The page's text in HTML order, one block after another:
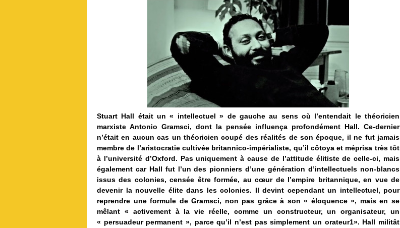
Stuart Hall était un « intellectuel » de gauche au sens où l’entendait le théoricien
marxiste Antonio Gramsci, dont la pensée influença profondément Hall. Ce-dernier
n’était en aucun cas un théoricien coupé des réalités de son époque, il ne fut jamais
membre de l’aristocratie cultivée britannico-impérialiste, qu’il côtoya et méprisa très tôt
à l’université d’Oxford. Pas uniquement à cause de l’attitude élitiste de celle-ci, mais
également car Hall fut l’un des pionniers d’une génération d’intellectuels non-blancs
issus des colonies, censée être formée, au cœur de l’empire britannique, en vue de
devenir la nouvelle élite dans les colonies. Il devint cependant un intellectuel, pour
reprendre une formule de Gramsci, non pas grâce à son « éloquence », mais en se
mêlant « activement à la vie réelle, comme un constructeur, un organisateur, un
« persuadeur permanent », parce qu’il n’est pas simplement un orateur1». Hall militât